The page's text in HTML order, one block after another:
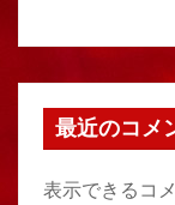
最近のコメ
表示できるコ